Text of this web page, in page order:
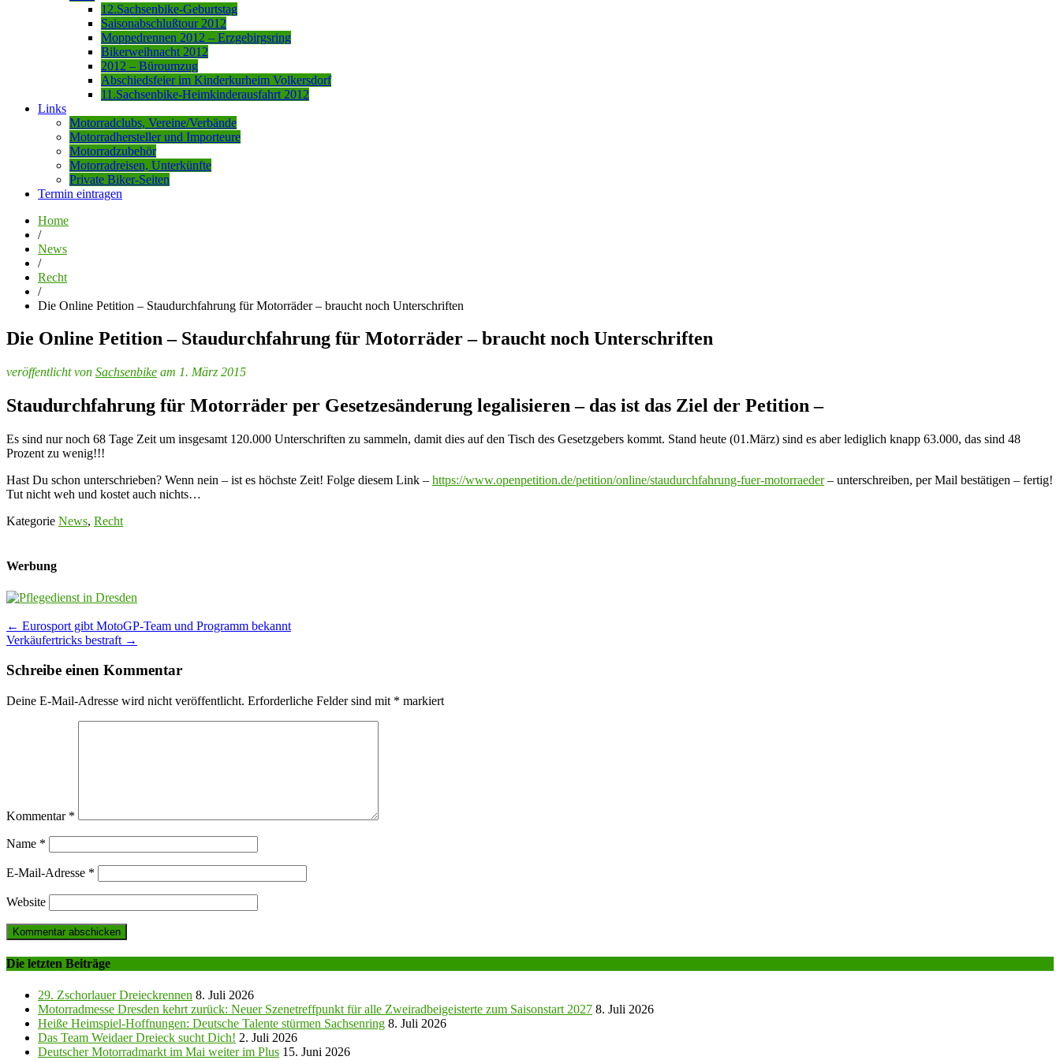
12.Sachsenbike-Geburtstag
Saisonabschlußtour 2012
Moppedrennen 2012 – Erzgebirgsring
Bikerweihnacht 2012
2012 – Büroumzug
Abschiedsfeier im Kinderkurheim Volkersdorf
11.Sachsenbike-Heimkinderausfahrt 2012
Links
Motorradclubs, Vereine/Verbände
Motorradhersteller und Importeure
Motorradzubehör
Motorradreisen, Unterkünfte
Private Biker-Seiten
Termin eintragen
Home
/
News
/
Recht
/
Die Online Petition – Staudurchfahrung für Motorräder – braucht noch Unterschriften
Die Online Petition – Staudurchfahrung für Motorräder – braucht noch Unterschriften
veröffentlicht von Sachsenbike am 1. März 2015
Staudurchfahrung für Motorräder per Gesetzesänderung legalisieren – das ist das Ziel der Petition –
Es sind nur noch 68 Tage Zeit um insgesamt 120.000 Unterschriften zu sammeln, damit dies auf den Tisch des Gesetzgebers kommt. Stand heute (01.März) sind es aber lediglich knapp 63.000, das sind 48
Prozent zu wenig!!!
Hast Du schon unterschrieben? Wenn nein – ist es höchste Zeit! Folge diesem Link – https://www.openpetition.de/petition/online/staudurchfahrung-fuer-motorraeder– unterschreiben, per Mail bestätigen – fertig!
Tut nicht weh und kostet auch nichts…
Kategorie News, Recht
Werbung
Post
navigation
← Eurosport gibt MotoGP-Team und Programm bekannt
Verkäufertricks bestraft →
Schreibe einen Kommentar
Deine E-Mail-Adresse wird nicht veröffentlicht. Erforderliche Felder sind mit * markiert
Kommentar *
Name *
E-Mail-Adresse *
Website
Die letzten Beiträge
29. Zschorlauer Dreieckrennen 8. Juli 2026
Motorradmesse Dresden kehrt zurück: Neuer Szenetreffpunkt für alle Zweiradbeigeisterte zum Saisonstart 2027 8. Juli 2026
Heiße Heimspiel-Hoffnungen: Deutsche Talente stürmen Sachsenring 8. Juli 2026
Das Team Weidaer Dreieck sucht Dich! 2. Juli 2026
Deutscher Motorradmarkt im Mai weiter im Plus 15. Juni 2026